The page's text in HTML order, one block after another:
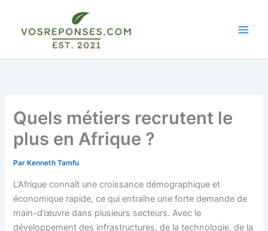
contenu
Quels métiers recrutent le
plus en Afrique ?
Par Kenneth Tamfu
L’Afrique connaît une croissance démographique et
économique rapide, ce qui entraîne une forte demande de
main-d’œuvre dans plusieurs secteurs. Avec le
développement des infrastructures, de la technologie, de la